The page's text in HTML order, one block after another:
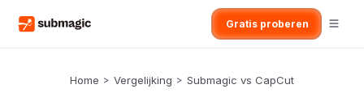
Gratis proberen
Home > Vergelijking > Submagic vs CapCut